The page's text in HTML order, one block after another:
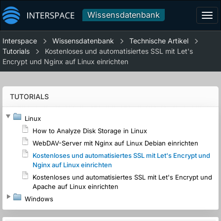
Wissensdatenbank
Interspace Wissensdatenbank
Technische Artikel
Tutorials
Kostenloses und automatisiertes SSL mit Let's
Encrypt und Nginx auf Linux einrichten
TUTORIALS
Linux
How to Analyze Disk Storage in Linux
WebDAV-Server mit Nginx auf Linux Debian einrichten
Kostenloses und automatisiertes SSL mit Let's Encrypt und
Nginx auf Linux einrichten
Kostenloses und automatisiertes SSL mit Let's Encrypt und
Apache auf Linux einrichten
Windows